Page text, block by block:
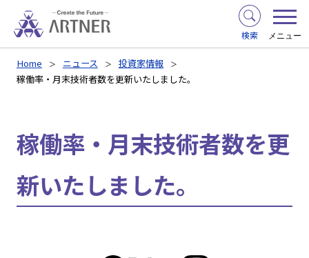
検索 メニュー
Home ニュース
投資家情報
稼働率・月末技術者数を更新いたしました。
稼働率・月末技術者数を更
新いたしました。